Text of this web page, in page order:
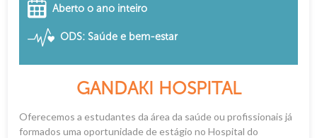
Aberto o ano inteiro
ODS: Saúde e bem-estar
GANDAKI HOSPITAL
Oferecemos a estudantes da área da saúde ou profissionais já
formados uma oportunidade de estágio no Hospital do